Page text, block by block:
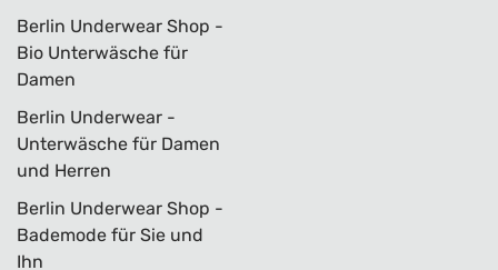
Berlin Underwear Shop -
Bio Unterwäsche für
Damen
Berlin Underwear -
Unterwäsche für Damen
und Herren
Berlin Underwear Shop -
Bademode für Sie und
Ihn